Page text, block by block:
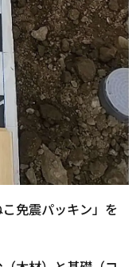
免震パッキン」を